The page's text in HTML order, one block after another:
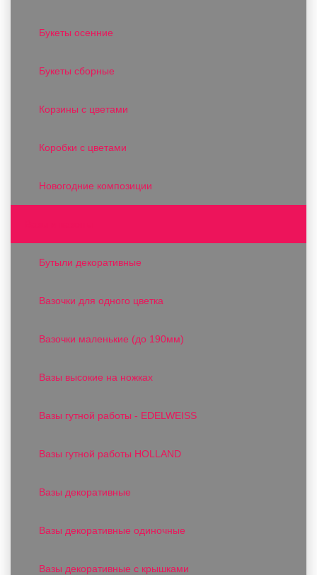
Букеты осенние
Букеты сборные
Корзины с цветами
Коробки с цветами
Новогодние композиции
Бутыли декоративные
Вазочки для одного цветка
Вазочки маленькие (до 190мм)
Вазы высокие на ножках
Вазы гутной работы - EDELWEISS
Вазы гутной работы HOLLAND
Вазы декоративные
Вазы декоративные одиночные
Вазы декоративные с крышками